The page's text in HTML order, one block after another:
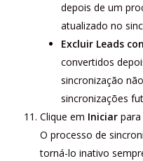
depois de um
atualizado no
Excluir Leads
convertidos
sincronização
sincronizações
Clique em Iniciarpara
O processo de
torná-lo inativo